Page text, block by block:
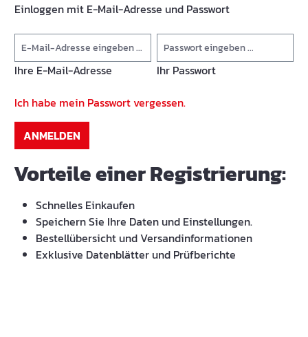
Einloggen mit E-Mail-Adresse und Passwort
Ihre E-Mail-Adresse
Ihr Passwort
Ich habe mein Passwort vergessen.
ANMELDEN
Vorteile einer Registrierung:
Schnelles Einkaufen
Speichern Sie Ihre Daten und Einstellungen.
Bestellübersicht und Versandinformationen
Exklusive Datenblätter und Prüfberichte